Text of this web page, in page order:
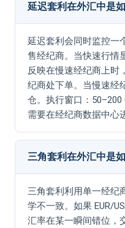
延迟套利在外汇中是
延迟套利会同时监控一
售经纪商。当快速行情
反映在慢速经纪商上时
纪商处下单。当慢速经
仓。执行窗口：
需要在经纪商数据中心
三角套利在外汇中是
三角套利利用单一经纪
学不一致。如果 EUR/
汇率在某一瞬间错位，